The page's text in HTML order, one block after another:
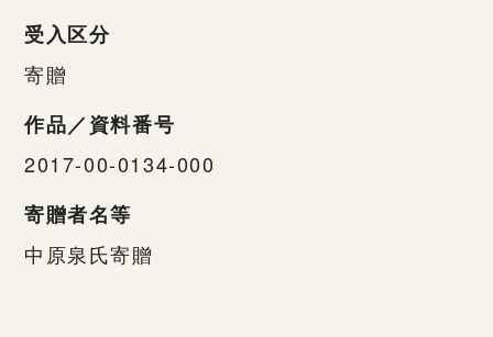
受入区分
寄贈
作品／資料番号
2017-00-0134-000
寄贈者名等
中原泉氏寄贈